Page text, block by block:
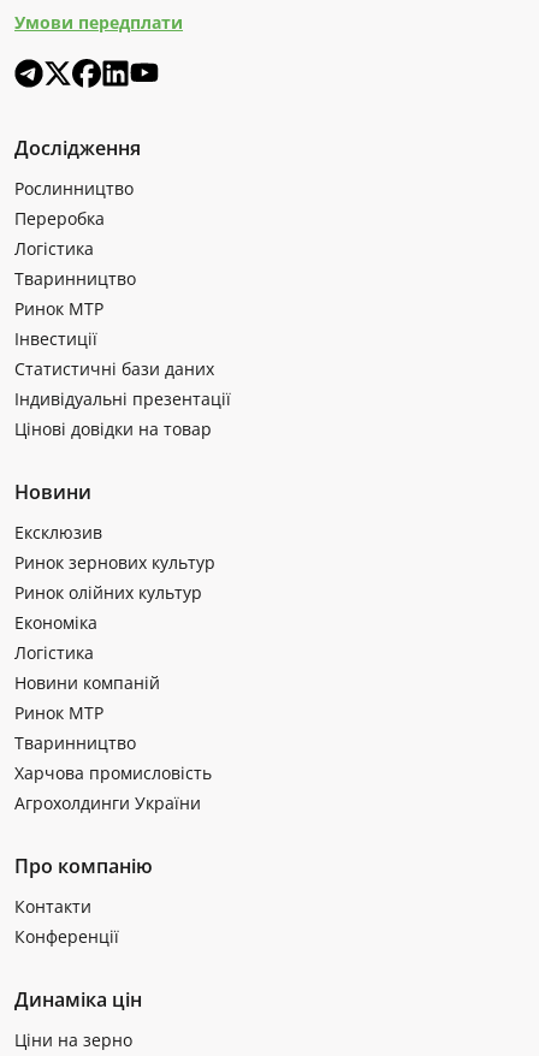
Умови передплати
Дослідження
Рослинництво
Переробка
Логістика
Тваринництво
Ринок МТР
Інвестиції
Статистичні бази даних
Індивідуальні презентації
Цінові довідки на товар
Новини
Ексклюзив
Ринок зернових культур
Ринок олійних культур
Економіка
Логістика
Новини компаній
Ринок МТР
Тваринництво
Харчова промисловість
Агрохолдинги України
Про компанію
Контакти
Конференції
Динаміка цін
Ціни на зерно